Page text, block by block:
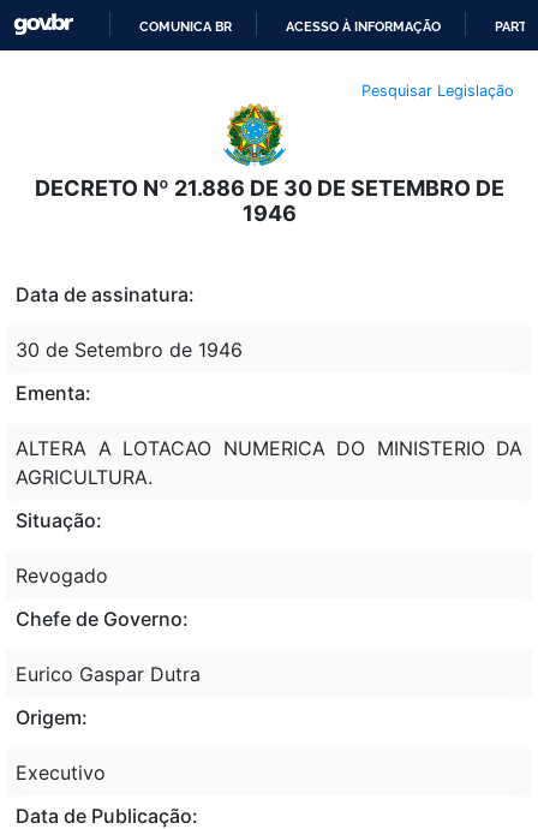
O
CONTEÚDO
COMUNICA BR ACESSO À INFORMAÇÃO
Pesquisar Legislação
DECRETO Nº 21.886 DE 30 DE SETEMBRO DE
1946
Data de assinatura:
30 de Setembro de 1946
Ementa:
ALTERA A LOTACAO NUMERICA DO MINISTERIO DA
AGRICULTURA.
Situação:
Revogado
Chefe de Governo:
Eurico Gaspar Dutra
Origem:
Executivo
Data de Publicação: